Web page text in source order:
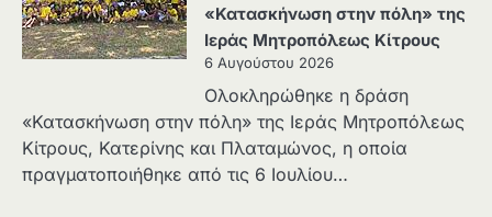
«Κατασκήνωση στην πόλη» της
Ιεράς Μητροπόλεως Κίτρους
6 Αυγούστου 2026
Ολοκληρώθηκε η δράση
«Κατασκήνωση στην πόλη» της Ιεράς Μητροπόλεως
Κίτρους, Κατερίνης και Πλαταμώνος, η οποία
πραγματοποιήθηκε από τις 6 Ιουλίου…